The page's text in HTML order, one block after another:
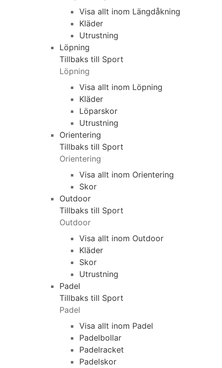
Visa allt inom Längdåkning
Kläder
Utrustning
Löpning
Tillbaks till Sport
Löpning
Visa allt inom Löpning
Kläder
Löparskor
Utrustning
Orientering
Tillbaks till Sport
Orientering
Visa allt inom Orientering
Skor
Outdoor
Tillbaks till Sport
Outdoor
Visa allt inom Outdoor
Kläder
Skor
Utrustning
Padel
Tillbaks till Sport
Padel
Visa allt inom Padel
Padelbollar
Padelracket
Padelskor